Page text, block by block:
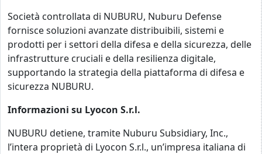
Società controllata di NUBURU, Nuburu Defense
fornisce soluzioni avanzate distribuibili, sistemi e
prodotti per i settori della difesa e della sicurezza, delle
infrastrutture cruciali e della resilienza digitale,
supportando la strategia della piattaforma di difesa e
sicurezza NUBURU.
Informazioni su Lyocon S.r.l.
NUBURU detiene, tramite Nuburu Subsidiary, Inc.,
l’intera proprietà di Lyocon S.r.l., un’impresa italiana di